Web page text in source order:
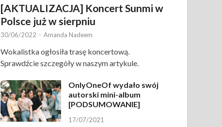
[AKTUALIZACJA] Koncert Sunmi w
Polsce już w sierpniu
30/06/2022 - Amanda Nadeem
Wokalistka ogłosiła trasę koncertową.
Sprawdźcie szczegóły w naszym artykule.
OnlyOneOf wydało swój
autorski mini-album
[PODSUMOWANIE]
17/07/2021